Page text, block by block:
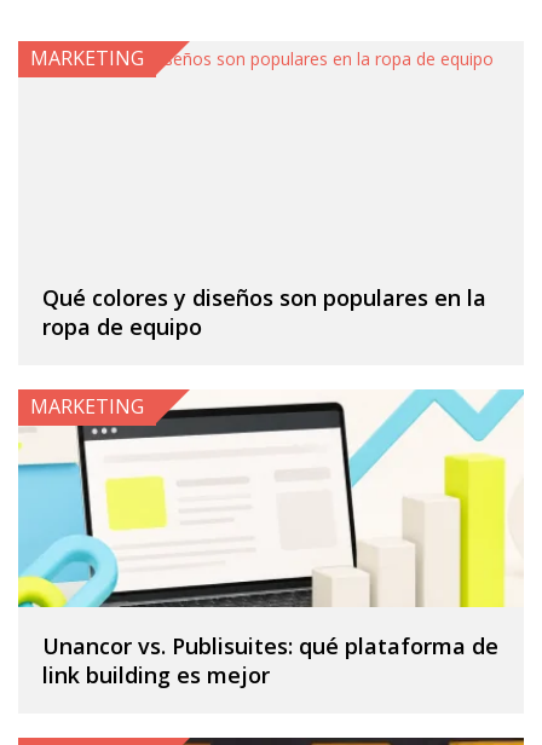
Qué colores y diseños son populares en la
ropa de equipo
MARKETING
Unancor vs. Publisuites: qué plataforma de
link building es mejor
MARKETING